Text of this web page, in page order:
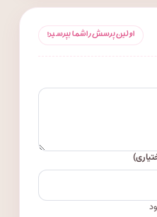
اولین پرسش را شما بپرسید!